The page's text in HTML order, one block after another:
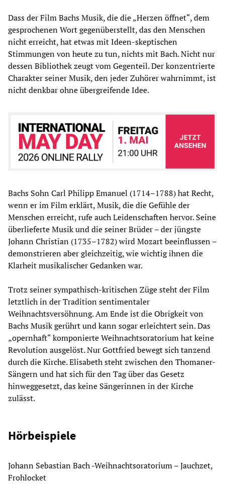
Dass der Film Bachs Musik, die die „Herzen öffnet“, dem
gesprochenen Wort gegenüberstellt, das den Menschen
nicht erreicht, hat etwas mit Ideen-skeptischen
Stimmungen von heute zu tun, nichts mit Bach. Nicht nur
dessen Bibliothek zeugt vom Gegenteil. Der konzentrierte
Charakter seiner Musik, den jeder Zuhörer wahrnimmt, ist
nicht denkbar ohne übergreifende Idee.
Bachs Sohn Carl Philipp Emanuel (1714–1788) hat Recht,
wenn er im Film erklärt, Musik, die die Gefühle der
Menschen erreicht, rufe auch Leidenschaften hervor. Seine
überlieferte Musik und die seiner Brüder – der jüngste
Johann Christian (1735–1782) wird Mozart beeinflussen –
demonstrieren aber gleichzeitig, wie wichtig ihnen die
Klarheit musikalischer Gedanken war.
Trotz seiner sympathisch-kritischen Züge steht der Film
letztlich in der Tradition sentimentaler
Weihnachtsversöhnung. Am Ende ist die Obrigkeit von
Bachs Musik gerührt und kann sogar erleichtert sein. Das
„opernhaft“ komponierte Weihnachtsoratorium hat keine
Revolution ausgelöst. Nur Gottfried bewegt sich tanzend
durch die Kirche. Elisabeth steht zwischen den Thomaner-
Sängern und hat sich für den Tag über das Gesetz
hinweggesetzt, das keine Sängerinnen in der Kirche
zulässt.
Hörbeispiele
Johann Sebastian Bach -Weihnachtsoratorium – Jauchzet,
Frohlocket